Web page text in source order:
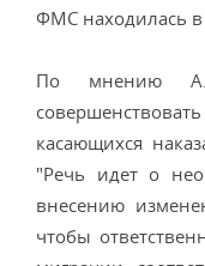
ФМС находилась в
По мнению
касающихся
"Речь идет о
внесению
чтобы